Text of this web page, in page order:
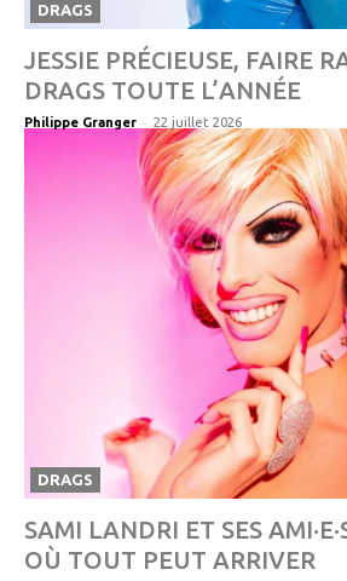
DRAGS
JESSIE PRÉCIEUSE, FAIRE
DRAGS TOUTE L’ANNÉE
Philippe Granger - 22 juillet 2026
DRAGS
SAMI LANDRI ET SES
OÙ TOUT PEUT ARRIVER